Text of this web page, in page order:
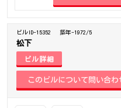
ビルID-15352 築年-1972/5
松下
ビル詳細